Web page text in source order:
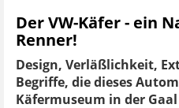
Der VW-Käfer - ein
Renner!
Design, Verläßlichkeit,
Begriffe, die dieses
Käfermuseum in der